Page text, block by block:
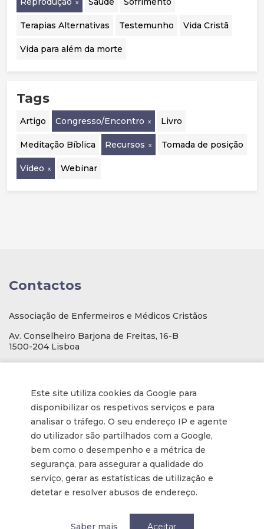
Este site utiliza cookies da Google para
disponibilizar os respetivos serviços e para
analisar o tráfego. O seu endereço IP e agente
do utilizador são partilhados com a Google,
bem como o desempenho e a métrica de
segurança, para assegurar a qualidade do
serviço, gerar as estatísticas de utilização e
detetar e resolver abusos de endereço.
Saber mais Aceitar
Terapias Alternativas Testemunho Vida Cristã
Vida para além da morte
Tags
Artigo Congresso/Encontro Livro
Meditação Bíblica Recursos Tomada de posição
Vídeo Webinar
Contactos
Associação de Enfermeiros e Médicos Cristãos
Av. Conselheiro Barjona de Freitas, 16-B
1500-204 Lisboa
(Chamada para a rede fixa nacional)
592006107
Informações
Inscrição na Newsletter
Política de privacidade / Privacy